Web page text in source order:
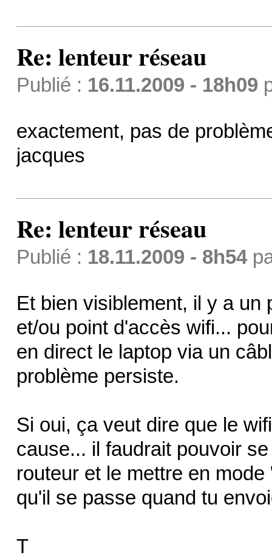
Re: lenteur réseau
Publié : 16.11.2009 - 18h09
exactement, pas de
jacques
Re: lenteur réseau
Publié : 18.11.2009 - 8h54
Et bien visiblement, il y a un
et/ou point d'accès wifi...
en direct le laptop via un
problème persiste.
Si oui, ça veut dire que le
cause... il faudrait pouvoir
routeur et le mettre en
qu'il se passe quand tu
T